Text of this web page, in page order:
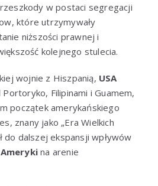
w postaci segregacji
które utrzymywały
niższości prawnej i
kolejnego stulecia.
wojnie z Hiszpanią, USA
Filipinami i Guamem,
początek amerykańskiego
znany jako „Era Wielkich
do dalszej ekspansji wpływów
na arenie